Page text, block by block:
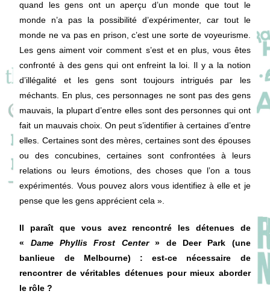
quand les gens ont un aperçu d’un monde que tout le
monde n’a pas la possibilité d’expérimenter, car tout le
monde ne va pas en prison, c’est une sorte de voyeurisme.
Les gens aiment voir comment s’est et en plus, vous êtes
confronté à des gens qui ont enfreint la loi. Il y a la notion
d’illégalité et les gens sont toujours intrigués par les
méchants. En plus, ces personnages ne sont pas des gens
mauvais, la plupart d’entre elles sont des personnes qui ont
fait un mauvais choix. On peut s’identifier à certaines d’entre
elles. Certaines sont des mères, certaines sont des épouses
ou des concubines, certaines sont confrontées à leurs
relations ou leurs émotions, des choses que l’on a tous
expérimentés. Vous pouvez alors vous identifiez à elle et je
pense que les gens apprécient cela ».
Il paraît que vous avez rencontré les détenues de
« Dame Phyllis Frost Center» de Deer Park (une
banlieue de Melbourne) : est-ce nécessaire de
rencontrer de véritables détenues pour mieux aborder
le rôle ?